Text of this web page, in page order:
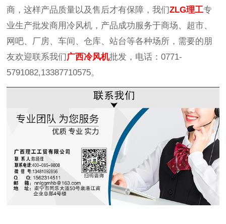
商，这样产品质量以及售后才有保障，我们ZLG理工专
业生产批发商用冷风机，产品成功服务于商场、超市、
网吧、厂房、车间、仓库、站台等各种场所，需要的朋
友欢迎联系我们 广西冷风机批发，电话：0771-
5791082,13387710575。